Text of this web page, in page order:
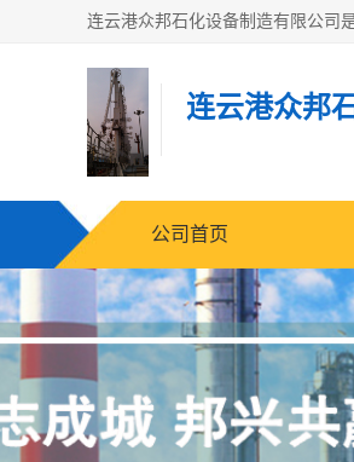
连云港众邦
公司首页